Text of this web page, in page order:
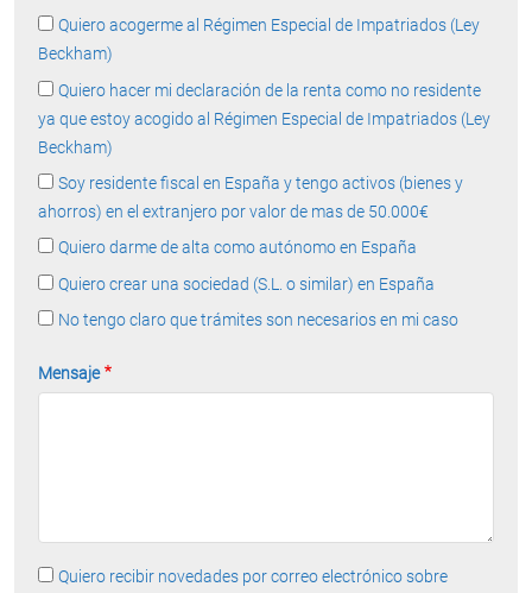
Quiero acogerme al Régimen Especial de Impatriados (Ley
Beckham)
Quiero hacer mi declaración de la renta como no residente
ya que estoy acogido al Régimen Especial de Impatriados (Ley
Beckham)
Soy residente fiscal en España y tengo activos (bienes y
ahorros) en el extranjero por valor de mas de 50.000€
Quiero darme de alta como autónomo en España
Quiero crear una sociedad (S.L. o similar) en España
No tengo claro que trámites son necesarios en mi caso
Mensaje
Quiero recibir novedades por correo electrónico sobre